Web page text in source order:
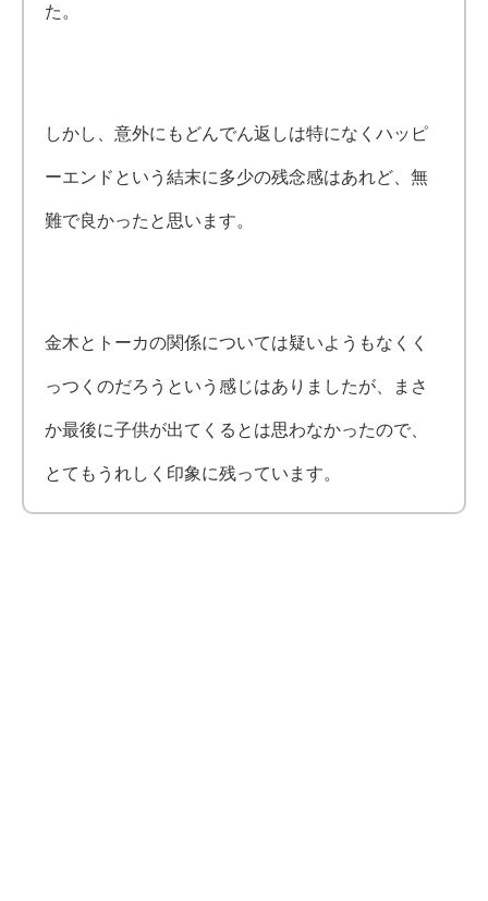
た。
しかし、意外にもどんでん返しは特になくハッピ
ーエンドという結末に多少の残念感はあれど、無
難で良かったと思います。
金木とトーカの関係については疑いようもなくく
っつくのだろうという感じはありましたが、まさ
か最後に子供が出てくるとは思わなかったので、
とてもうれしく印象に残っています。